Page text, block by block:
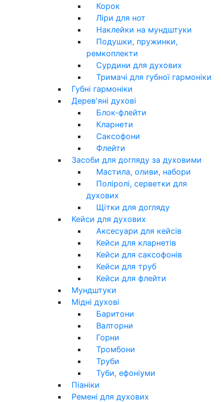
Корок
Ліри для нот
Наклейки на мундштуки
Подушки, пружинки,
ремкоплекти
Сурдини для духових
Тримачі для губної гармоніки
Губні гармоніки
Дерев'яні духові
Блок-флейти
Кларнети
Саксофони
Флейти
Засоби для догляду за духовими
Мастила, оливи, набори
Поліролі, серветки для
духових
Щітки для догляду
Кейси для духових
Аксесуари для кейсів
Кейси для кларнетів
Кейси для саксофонів
Кейси для труб
Кейси для флейти
Мундштуки
Мідні духові
Баритони
Валторни
Горни
Тромбони
Труби
Туби, ефоніуми
Піаніки
Ремені для духових